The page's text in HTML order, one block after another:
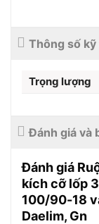
Thông số
Trọng lượng
Đánh giá và
Đánh giá
kích cỡ lốp
100/90-18
Daelim, Gn